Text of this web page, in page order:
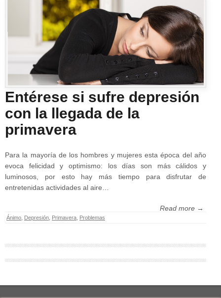
Entérese si sufre depresión
con la llegada de la
primavera
Para la mayoría de los hombres y mujeres esta época del año
evoca felicidad y optimismo: los días son más cálidos y
luminosos, por esto hay más tiempo para disfrutar de
entretenidas actividades al aire…
Read more →
Ánimo Depresión Primavera Problemas